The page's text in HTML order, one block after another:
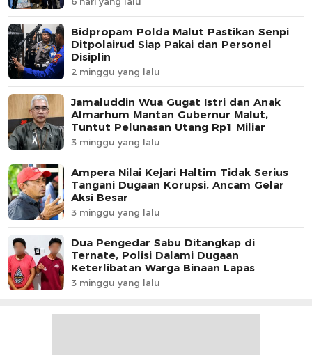
Bidpropam Polda Malut Pastikan Senpi
Ditpolairud Siap Pakai dan Personel
Disiplin
2 minggu yang lalu
Jamaluddin Wua Gugat Istri dan Anak
Almarhum Mantan Gubernur Malut,
Tuntut Pelunasan Utang Rp1 Miliar
3 minggu yang lalu
Ampera Nilai Kejari Haltim Tidak Serius
Tangani Dugaan Korupsi, Ancam Gelar
Aksi Besar
3 minggu yang lalu
Dua Pengedar Sabu Ditangkap di
Ternate, Polisi Dalami Dugaan
Keterlibatan Warga Binaan Lapas
3 minggu yang lalu